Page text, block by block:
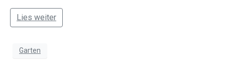
Lies weiter
Garten